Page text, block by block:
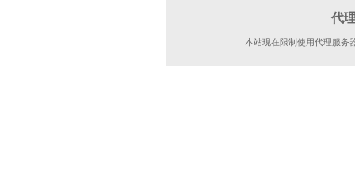
代
本站现在限制使用代理服务